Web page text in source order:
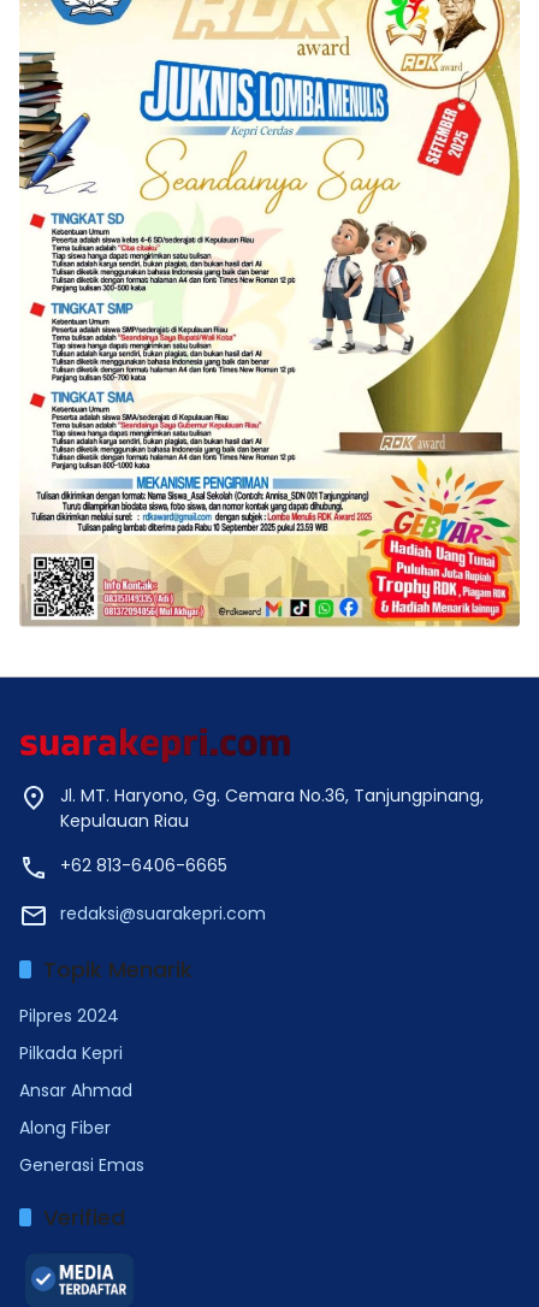
Jl. MT. Haryono, Gg. Cemara No.36, Tanjungpinang,
Kepulauan Riau
+62 813-6406-6665
redaksi@suarakepri.com
Topik Menarik
Pilpres 2024
Pilkada Kepri
Ansar Ahmad
Along Fiber
Generasi Emas
Verified